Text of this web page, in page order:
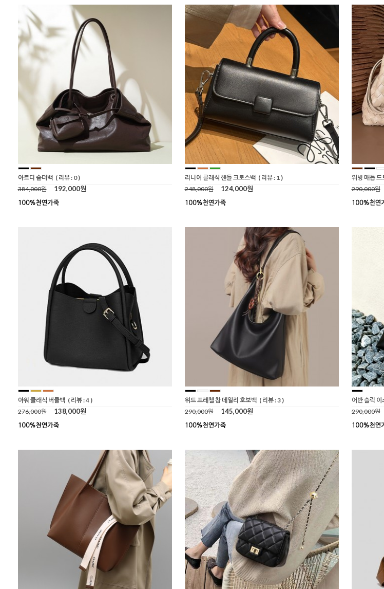
아르디 숄더백 ( 리뷰 : 0 )
384,000원
192,000원
리니어 클래식 핸들 크로스백 ( 리뷰 : 1 )
248,000원
124,000원
위빙 매듭
290,000원
아워 클래식 버클백 ( 리뷰 : 4 )
276,000원
138,000원
위트 프레첼 참 데일리 호보백 ( 리뷰 : 3 )
290,000원
145,000원
어반 슬릭
290,000원